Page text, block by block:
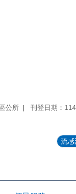
公所 刊登日期：
流感